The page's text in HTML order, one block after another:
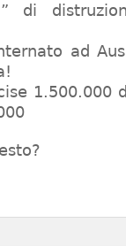
di
ad
1.500.000